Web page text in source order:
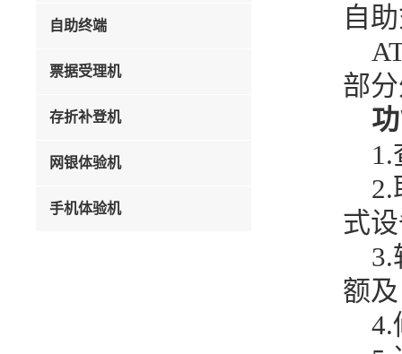
自助终端
票据受理机
存折补登机
网银体验机
手机体验机
自
部
2.
式
3.
额
4.